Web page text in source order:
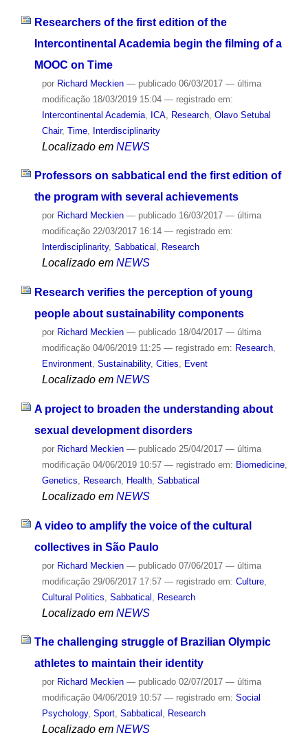
Researchers of the first edition of the
Intercontinental Academia begin the filming of a
MOOC on Time
por Richard Meckien — publicado06/03/2017 — última
modificação18/03/2019 15:04 — registrado em:
Intercontinental Academia, ICA, Research, Olavo Setubal
Chair, Time, Interdisciplinarity
Localizado em NEWS
Professors on sabbatical end the first edition of
the program with several achievements
por Richard Meckien — publicado16/03/2017 — última
modificação22/03/2017 16:14 — registrado em:
Interdisciplinarity, Sabbatical , Research
Localizado em NEWS
Research verifies the perception of young
people about sustainability components
por Richard Meckien — publicado18/04/2017 — última
modificação04/06/2019 11:25 — registrado em: Research,
Environment, Sustainability, Cities, Event
Localizado em NEWS
A project to broaden the understanding about
sexual development disorders
por Richard Meckien — publicado25/04/2017 — última
modificação04/06/2019 10:57 — registrado em: Biomedicine,
Genetics
Research, Health, Sabbatical
Localizado em NEWS
A video to amplify the voice of the cultural
collectives in São Paulo
por Richard Meckien — publicado07/06/2017 — última
modificação29/06/2017 17:57 — registrado em: Culture,
Cultural Politics Sabbatical Research
Localizado em NEWS
The challenging struggle of Brazilian Olympic
athletes to maintain their identity
por Richard Meckien — publicado02/07/2017 — última
modificação04/06/2019 10:57 — registrado em: Social
Psychology, Sport, Sabbatical , Research
Localizado em NEWS